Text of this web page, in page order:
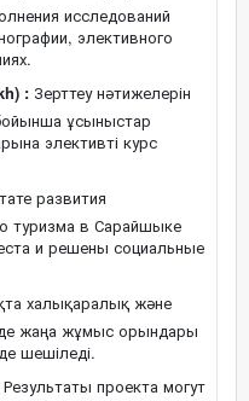
исследований
элективного
: Зерттеу нәтижелерін
бойынша ұсыныстар
элективті курс
развития
туризма в Сарайшыке
и решены социальные
халықаралық және
жаңа жұмыс орындары
шешіледі.
Результаты проекта могут